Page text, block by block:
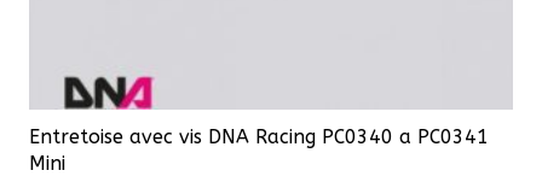
Entretoise avec vis DNA Racing PC0340 a PC0341
Mini